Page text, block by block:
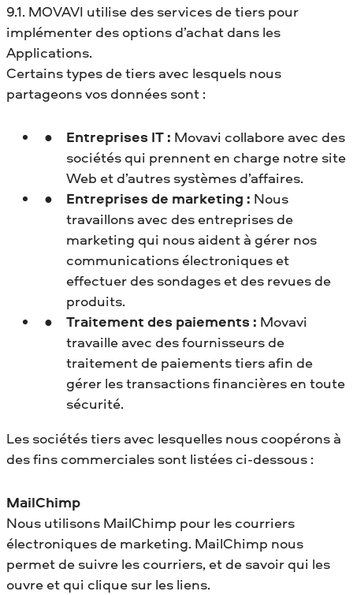
9.1. MOVAVI utilise des services de tiers pour
implémenter des options d’achat dans les
Applications.
Certains types de tiers avec lesquels nous
partageons vos données sont :
Entreprises IT : Movavi collabore avec des
sociétés qui prennent en charge notre site
Web et d’autres systèmes d’affaires.
Entreprises de marketing : Nous
travaillons avec des entreprises de
marketing qui nous aident à gérer nos
communications électroniques et
effectuer des sondages et des revues de
produits.
Traitement des paiements : Movavi
travaille avec des fournisseurs de
traitement de paiements tiers afin de
gérer les transactions financières en toute
sécurité.
Les sociétés tiers avec lesquelles nous coopérons à
des fins commerciales sont listées ci-dessous :
MailChimp
Nous utilisons MailChimp pour les courriers
électroniques de marketing. MailChimp nous
permet de suivre les courriers, et de savoir qui les
ouvre et qui clique sur les liens.